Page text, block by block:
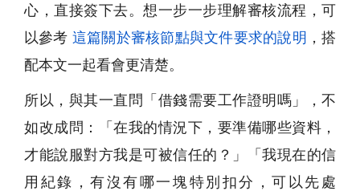
心，直接簽下去。想一步一步理解審核流程，可
以參考 這篇關於審核節點與文件要求的說明 ，搭
配本文一起看會更清楚。
所以，與其一直問「借錢需要工作證明嗎」，不
如改成問：「在我的情況下，要準備哪些資料，
才能說服對方我是可被信任的？」「我現在的信
用紀錄，有沒有哪一塊特別扣分，可以先處